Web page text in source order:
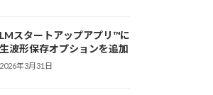
LMスタートアップアプリ™に
生波形保存オプションを追加
2026年3月31日